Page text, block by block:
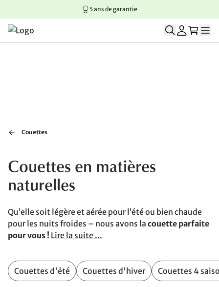
Aller au contenu principal
Aller à la navigation principale
Aller au pied de page
5 ans de garantie
Couettes
Couettes en matières
naturelles
Qu’elle soit légère et aérée pour l’été ou bien chaude
pour les nuits froides – nous avons la couette parfaite
pour vous ! Lire la suite ...
Couettes d'été Couettes d'hiver Couettes 4